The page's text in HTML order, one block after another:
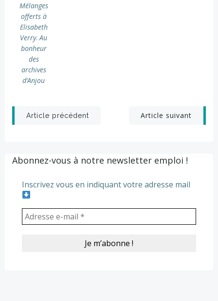
Mélanges
offerts à
Elisabeth
Verry.Au
bonheur
des
archives
d’Anjou
Post
Article précédent
PostArticle suivant
Abonnez-vous à notre newsletter emploi !
Inscrivez vous en indiquant votre adresse mail